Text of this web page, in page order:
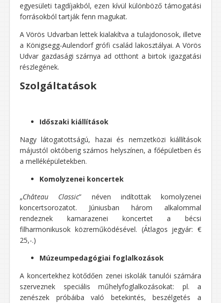
egyesületi tagdíjakból, ezen kívül különböző támogatási
forrásokból tartják fenn magukat.
A Vörös Udvarban lettek kialakítva a tulajdonosok, illetve
a Königsegg-Aulendorf grófi család lakosztályai. A Vörös
Udvar gazdasági szárnya ad otthont a birtok igazgatási
részlegének.
Szolgáltatások
Időszaki kiállítások
Nagy látogatottságú, hazai és nemzetközi kiállítások
májustól októberig számos helyszínen, a főépületben és
a melléképületekben.
Komolyzenei koncertek
„Château Classic” néven indítottak komolyzenei
koncertsorozatot. Júniusban három alkalommal
rendeznek kamarazenei koncertet a bécsi
filharmonikusok közreműködésével. (Átlagos jegyár: €
25,-.)
Múzeumpedagógiai foglalkozások
A koncertekhez kötődően zenei iskolák tanulói számára
szerveznek speciális műhelyfoglalkozásokat: pl. a
zenészek próbáiba való betekintés, beszélgetés a